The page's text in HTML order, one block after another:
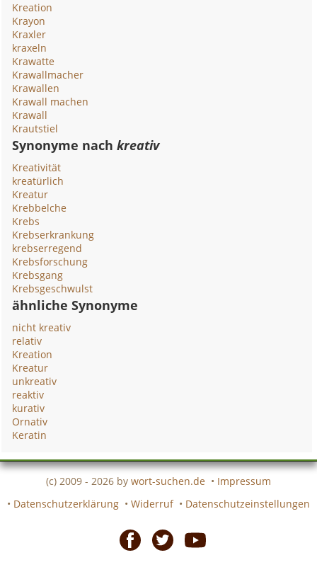
Kreation
Krayon
Kraxler
kraxeln
Krawatte
Krawallmacher
Krawallen
Krawall machen
Krawall
Krautstiel
Synonyme nachkreativ
Kreativität
kreatürlich
Kreatur
Krebbelche
Krebs
Krebserkrankung
krebserregend
Krebsforschung
Krebsgang
Krebsgeschwulst
ähnliche Synonyme
nicht kreativ
relativ
Kreation
Kreatur
unkreativ
reaktiv
kurativ
Ornativ
Keratin
(c) 2009 - 2026 by wort-suchen.de • Impressum
• Datenschutzerklärung • Widerruf • Datenschutzeinstellungen